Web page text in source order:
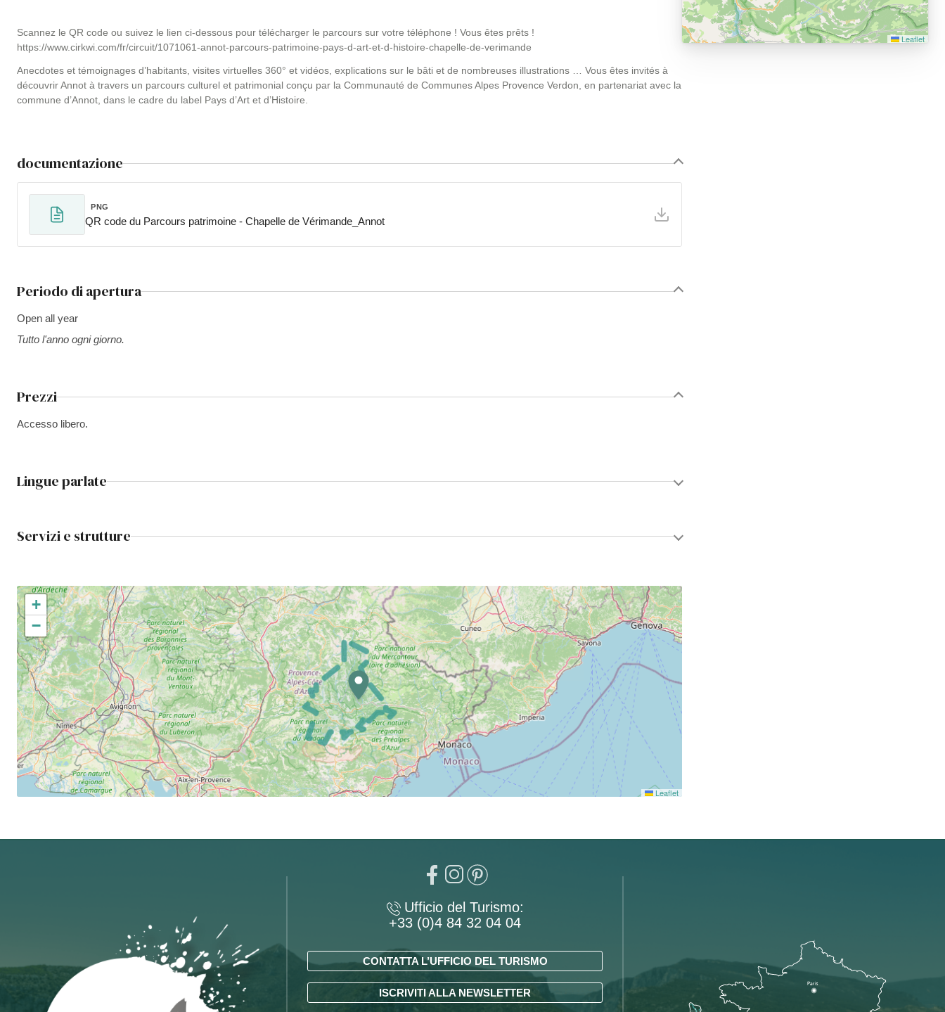
Scannez le QR code ou suivez le lien ci-dessous pour télécharger le parcours sur votre téléphone ! Vous êtes prêts !
https://www.cirkwi.com/fr/circuit/1071061-annot-parcours-patrimoine-pays-d-art-et-d-histoire-chapelle-de-verimande
Anecdotes et témoignages d’habitants, visites virtuelles 360° et vidéos, explications sur le bâti et de nombreuses illustrations … Vous êtes invités à
découvrir Annot à travers un parcours culturel et patrimonial conçu par la Communauté de Communes Alpes Provence Verdon, en partenariat avec la
commune d’Annot, dans le cadre du label Pays d’Art et d’Histoire.
documentazione
PNG
QR code du Parcours patrimoine - Chapelle de Vérimande_Annot
Periodo di apertura
Open all year
Tutto l'anno ogni giorno.
Prezzi
Accesso libero.
Lingue parlate
Servizi e strutture
+
−
Leaflet
Leaflet
Ufficio del Turismo:
+33 (0)4 84 32 04 04
CONTATTA L’UFFICIO DEL TURISMO
ISCRIVITI ALLA NEWSLETTER